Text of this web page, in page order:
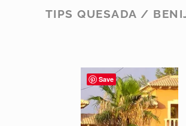
TIPS QUESADA /
Save